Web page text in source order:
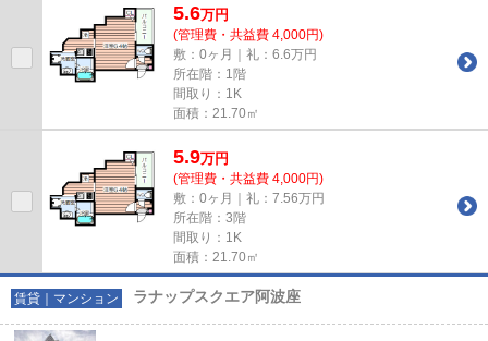
5.6万円
(管理費・共益費 4,000円)
敷：0ヶ月｜礼：6.6万円
所在階：1階
間取り：1K
面積：21.70㎡
5.9万円
(管理費・共益費 4,000円)
敷：0ヶ月｜礼：7.56万円
所在階：3階
間取り：1K
面積：21.70㎡
賃貸｜マンション ラナップスクエア阿波座